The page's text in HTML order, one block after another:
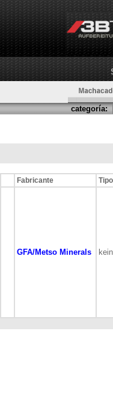
categoría:
Fabricante Tipo
GFA/Metso Minerals